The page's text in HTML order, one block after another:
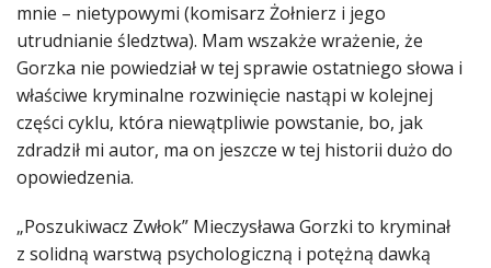
mnie – nietypowymi (komisarz Żołnierz i jego
utrudnianie śledztwa). Mam wszakże wrażenie, że
Gorzka nie powiedział w tej sprawie ostatniego słowa i
właściwe kryminalne rozwinięcie nastąpi w kolejnej
części cyklu, która niewątpliwie powstanie, bo, jak
zdradził mi autor, ma on jeszcze w tej historii dużo do
opowiedzenia.
„Poszukiwacz Zwłok” Mieczysława Gorzki to kryminał
z solidną warstwą psychologiczną i potężną dawką